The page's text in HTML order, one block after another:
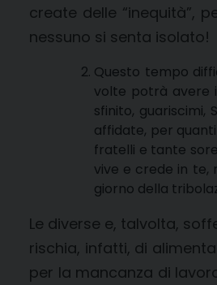
create delle “inequità”,
nessuno si senta isolato!
Questo tempo
volte potrà avere i
sfinito,
affidate, per
fratelli e tante
vive e crede in te,
giorno della
Le diverse e, talvolta,
rischia, infatti, di
per la mancanza di